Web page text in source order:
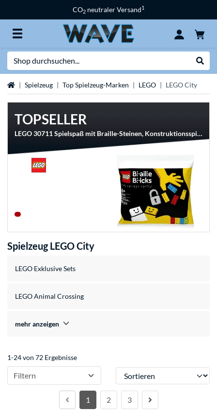
CO2 neutraler Versand1
StartseiteSpielzeug Top Spielzeug-Marken LEGO LEGO City
TOPSELLER
LEGO 30711 Spielspaß mit Braille-Steinen, Konstruktionsspielzeug
Spielzeug LEGO City
LEGO Exklusive Sets
LEGO Animal Crossing
mehr anzeigen
1-24 von 72 Ergebnisse
Filtern Sortieren
1 2 3